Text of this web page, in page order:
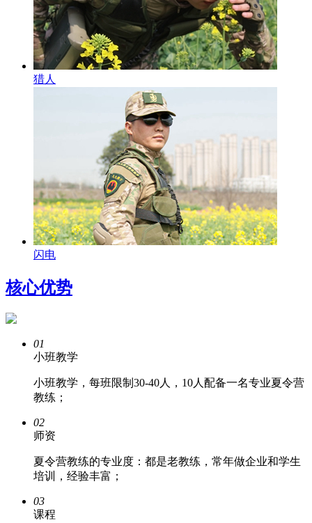
猎人
闪电
核心优势
01
小班教学
小班教学，每班限制30-40人，10人配备一名专业夏令营
教练；
02
师资
夏令营教练的专业度：都是老教练，常年做企业和学生
培训，经验丰富；
03
课程